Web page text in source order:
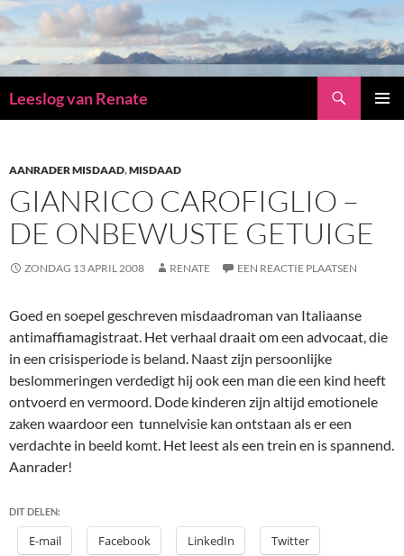
Leeslog van Renate
INHOUD
AANRADER MISDAAD,MISDAAD
GIANRICO CAROFIGLIO –
DE ONBEWUSTE GETUIGE
ZONDAG 13 APRIL 2008 RENATE EEN REACTIE PLAATSEN
Goed en soepel geschreven misdaadroman van Italiaanse
antimaffiamagistraat. Het verhaal draait om een advocaat, die
in een crisisperiode is beland. Naast zijn persoonlijke
beslommeringen verdedigt hij ook een man die een kind heeft
ontvoerd en vermoord. Dode kinderen zijn altijd emotionele
zaken waardoor een tunnelvisie kan ontstaan als er een
verdachte in beeld komt. Het leest als een trein en is spannend.
Aanrader!
DIT DELEN:
E-mail Facebook LinkedIn Twitter